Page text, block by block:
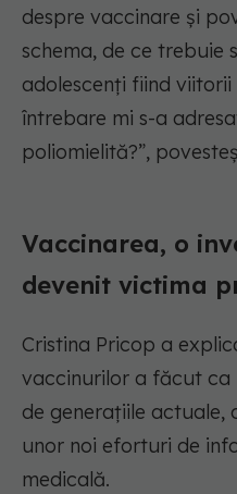
despre vaccinare și
schema, de ce trebuie
adolescenți fiind
întrebare mi s-a
poliomielită?”,
Vaccinarea, o
devenit victima
Cristina Pricop a
vaccinurilor a făcut ca
de generațiile actuale,
unor noi eforturi de
medicală.